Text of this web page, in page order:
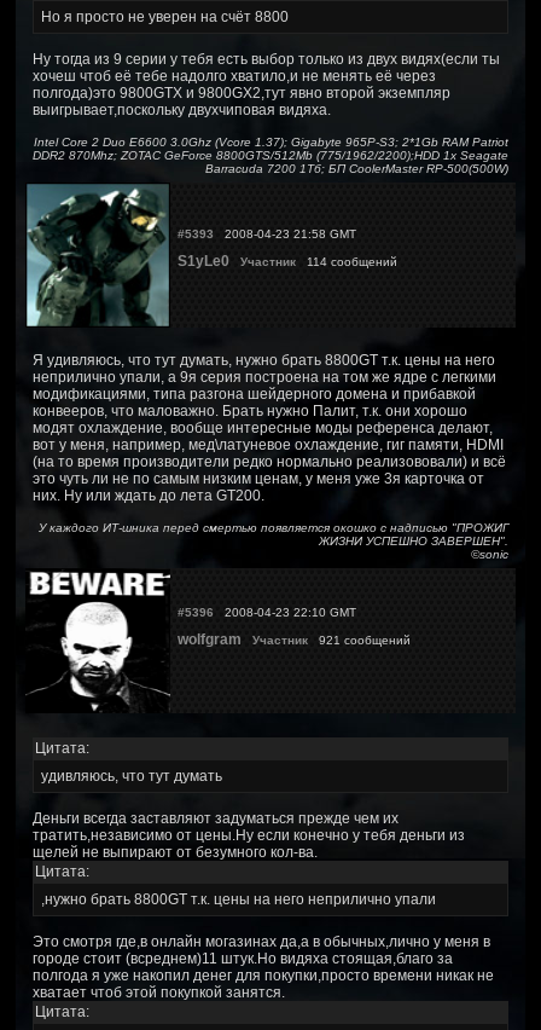
Но я просто не уверен на счёт 8800
Ну тогда из 9 серии у тебя есть выбор только из двух видях(если ты
хочеш чтоб её тебе надолго хватило,и не менять её через
полгода)это 9800GTX и 9800GX2,тут явно второй экземпляр
выигрывает,поскольку двухчиповая видяха.
Intel Core 2 Duo E6600 3.0Ghz (Vcore 1.37); Gigabyte 965P-S3; 2*1Gb RAM Patriot
DDR2 870Mhz; ZOTAC GeForce 8800GTS/512Mb (775/1962/2200);HDD 1x Seagate
Barracuda 7200 1Тб; БП CoolerMaster RP-500(500W)
#5393 2008-04-23 21:58 GMT
S1yLe0 Участник 114 сообщений
Я удивляюсь, что тут думать, нужно брать 8800GT т.к. цены на него
неприлично упали, а 9я серия построена на том же ядре с легкими
модификациями, типа разгона шейдерного домена и прибавкой
конвееров, что маловажно. Брать нужно Палит, т.к. они хорошо
модят охлаждение, вообще интересные моды референса делают,
вот у меня, например, мед\латуневое охлаждение, гиг памяти, HDMI
(на то время производители редко нормально реализововали) и всё
это чуть ли не по самым низким ценам, у меня уже 3я карточка от
них. Ну или ждать до лета GT200.
У каждого ИТ-шника перед смертью появляется окошко с надписью "ПРОЖИГ
ЖИЗНИ УСПЕШНО ЗАВЕРШЕН".
©sonic
#5396 2008-04-23 22:10 GMT
wolfgram Участник 921 сообщений
Цитата:
удивляюсь, что тут думать
Деньги всегда заставляют задуматься прежде чем их
тратить,независимо от цены.Ну если конечно у тебя деньги из
щелей не выпирают от безумного кол-ва.
Цитата:
,нужно брать 8800GT т.к. цены на него неприлично упали
Это смотря где,в онлайн могазинах да,а в обычных,лично у меня в
городе стоит (всреднем)11 штук.Но видяха стоящая,благо за
полгода я уже накопил денег для покупки,просто времени никак не
хватает чтоб этой покупкой занятся.
Цитата: